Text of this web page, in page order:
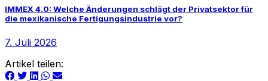
IMMEX 4.0: Welche Änderungen schlägt der Privatsektor für
die mexikanische Fertigungsindustrie vor?
7. Juli 2026
Artikel teilen: